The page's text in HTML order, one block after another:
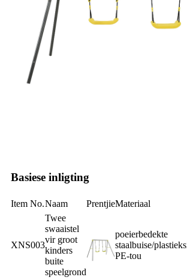
Basiese inligting
Item No.Naam PrentjieMateriaal
XNS003
Twee
swaaistel
vir groot
kinders
buite
speelgrond
poeierbedekte
staalbuise/
PE-tou